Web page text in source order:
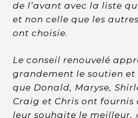
de l’avant avec la liste
et non celle que les
ont choisie.
Le conseil renouvelé
grandement le soutien et
que Donald, Maryse,
Craig et Chris ont fournis
leur souhaite le meilleur.